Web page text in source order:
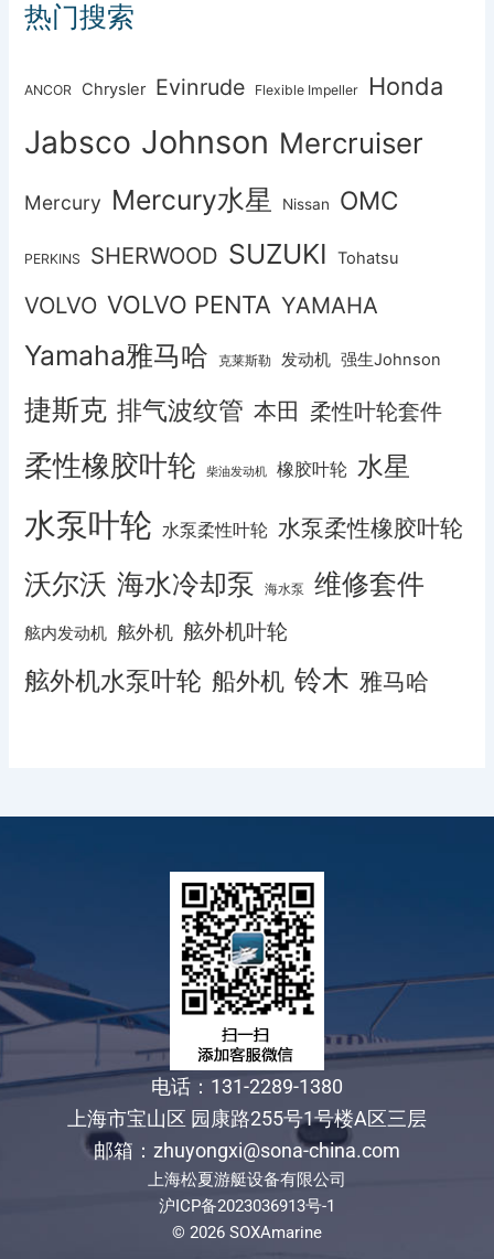
热门搜索
ANCOR Chrysler Evinrude Flexible Impeller Honda
Jabsco Johnson Mercruiser
Mercury Mercury水星 Nissan OMC
PERKINS SHERWOOD SUZUKI Tohatsu
VOLVO VOLVO PENTA YAMAHA
Yamaha雅马哈 克莱斯勒 发动机 强生Johnson
捷斯克 排气波纹管 本田 柔性叶轮套件
柔性橡胶叶轮 柴油发动机 橡胶叶轮 水星
水泵叶轮 水泵柔性叶轮 水泵柔性橡胶叶轮
沃尔沃 海水冷却泵 海水泵 维修套件
舷内发动机 舷外机 舷外机叶轮
舷外机水泵叶轮 船外机 铃木 雅马哈
电话：131-2289-1380
上海市宝山区 园康路255号1号楼A区三层
邮箱：zhuyongxi@sona-china.com
上海松夏游艇设备有限公司
沪ICP备2023036913号-1
© 2026 SOXAmarine